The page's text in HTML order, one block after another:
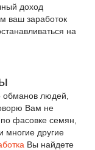
доход
ваш заработок
на
обманов людей,
Вам не
фасовке семян,
многие другие
Вы найдете